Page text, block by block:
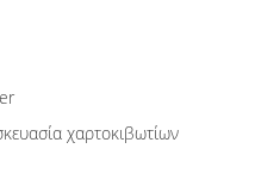
χαρτοκιβωτίων